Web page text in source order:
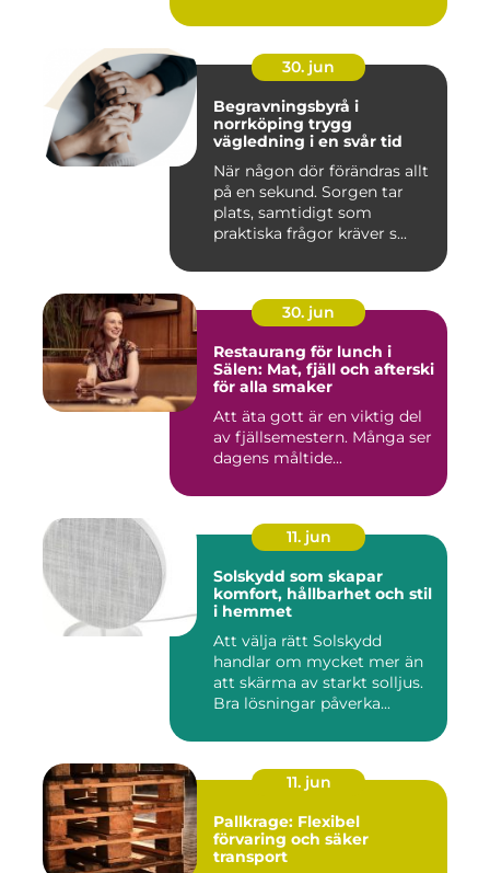
30. jun
Begravningsbyrå i
norrköping trygg
vägledning i en svår tid
När någon dör förändras allt
på en sekund. Sorgen tar
plats, samtidigt som
praktiska frågor kräver s...
30. jun
Restaurang för lunch i
Sälen: Mat, fjäll och afterski
för alla smaker
Att äta gott är en viktig del
av fjällsemestern. Många ser
dagens måltide...
11. jun
Solskydd som skapar
komfort, hållbarhet och stil
i hemmet
Att välja rätt Solskydd
handlar om mycket mer än
att skärma av starkt solljus.
Bra lösningar påverka...
11. jun
Pallkrage: Flexibel
förvaring och säker
transport